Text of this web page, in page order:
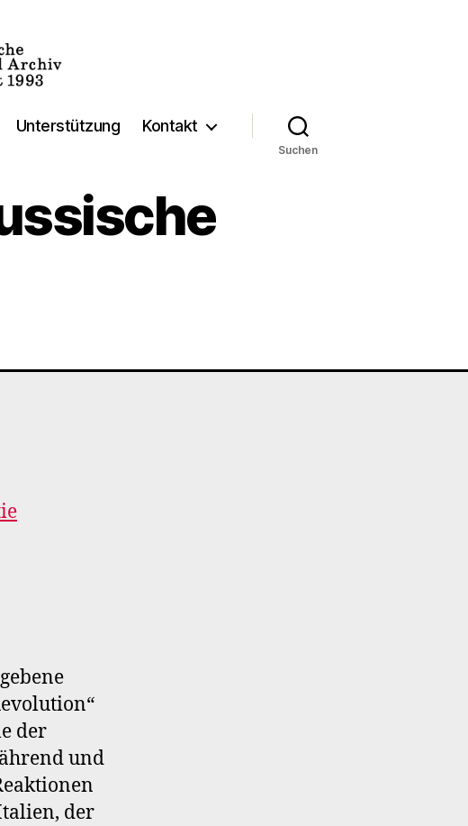
Unterstützung Kontakt
Suchen
der
und
der